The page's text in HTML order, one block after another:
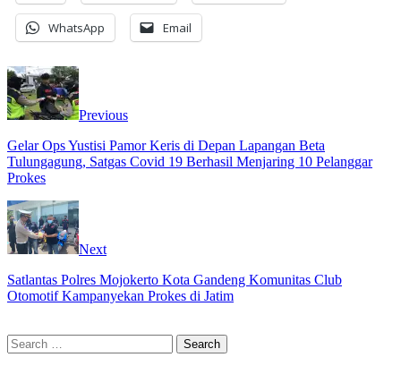
WhatsApp Email
Previous
Gelar Ops Yustisi Pamor Keris di Depan Lapangan Beta
Tulungagung, Satgas Covid 19 Berhasil Menjaring 10 Pelanggar
Prokes
Next
Satlantas Polres Mojokerto Kota Gandeng Komunitas Club
Otomotif Kampanyekan Prokes di Jatim
Search
for: